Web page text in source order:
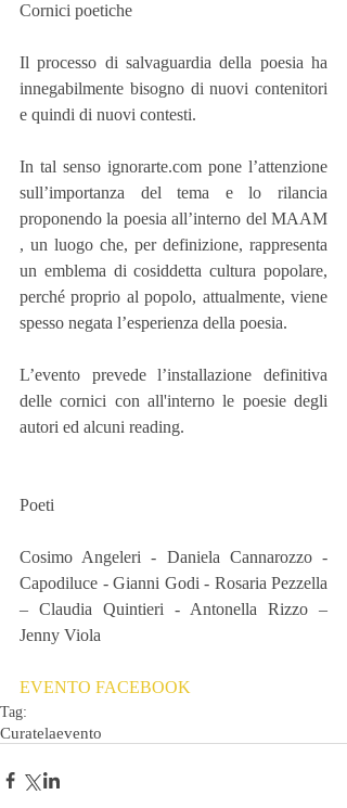
Cornici poetiche
Il processo di salvaguardia della poesia ha
innegabilmente bisogno di nuovi contenitori
e quindi di nuovi contesti.
In tal senso ignorarte.com pone l’attenzione
sull’importanza del tema e lo rilancia
proponendo la poesia all’interno del MAAM
, un luogo che, per definizione, rappresenta
un emblema di cosiddetta cultura popolare,
perché proprio al popolo, attualmente, viene
spesso negata l’esperienza della poesia.
L’evento prevede l’installazione definitiva
delle cornici con all'interno le poesie degli
autori ed alcuni reading.
Poeti
Cosimo Angeleri - Daniela Cannarozzo -
Capodiluce - Gianni Godi - Rosaria Pezzella
– Claudia Quintieri - Antonella Rizzo –
Jenny Viola
EVENTO FACEBOOK
Tag:
Curatelaevento